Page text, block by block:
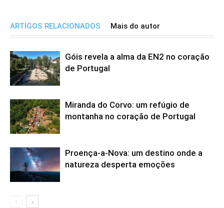
ARTIGOS RELACIONADOS Mais do autor
Góis revela a alma da EN2 no coração
de Portugal
Miranda do Corvo: um refúgio de
montanha no coração de Portugal
Proença-a-Nova: um destino onde a
natureza desperta emoções